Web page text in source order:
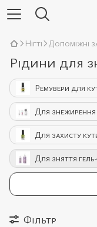
Нігті Допоміжні
Рідини для
Ремувери для
Для
Для захисту
Для зняття
Кровоспинні
Фільтр